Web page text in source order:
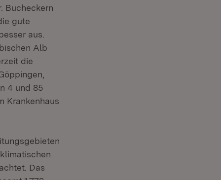
Bucheckern
gute
aus.
Alb
die
4 und 85
Krankenhaus
Das